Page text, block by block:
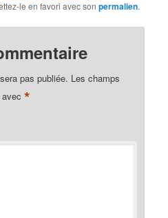
le en favori avec sonpermalien.
pas publiée. Les champs
avec*